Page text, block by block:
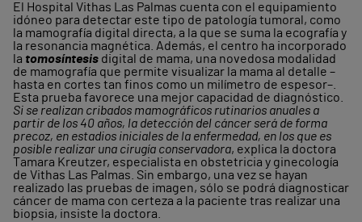
El Hospital Vithas Las Palmas cuenta con el equipamiento
idóneo para detectar este tipo de patología tumoral, como
la mamografía digital directa, a la que se suma la ecografía y
la resonancia magnética. Además, el centro ha incorporado
la tomosíntesis digital de mama, una novedosa modalidad
de mamografía que permite visualizar la mama al detalle –
hasta en cortes tan finos como un milímetro de espesor–.
Esta prueba favorece una mejor capacidad de diagnóstico.
Si se realizan cribados mamográficos rutinarios anuales a
partir de los 40 años, la detección del cáncer será de forma
precoz, en estadios iniciales de la enfermedad, en los que es
posible realizar una cirugía conservadora, explica la doctora
Tamara Kreutzer, especialista en obstetricia y ginecología
de Vithas Las Palmas. Sin embargo, una vez se hayan
realizado las pruebas de imagen, sólo se podrá diagnosticar
cáncer de mama con certeza a la paciente tras realizar una
biopsia, insiste la doctora.